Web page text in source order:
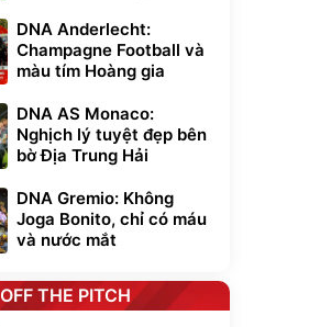
DNA Anderlecht:
Champagne Football và
màu tím Hoàng gia
DNA AS Monaco:
Nghịch lý tuyệt đẹp bên
bờ Địa Trung Hải
DNA Gremio: Không
Joga Bonito, chỉ có máu
và nước mắt
OFF THE PITCH